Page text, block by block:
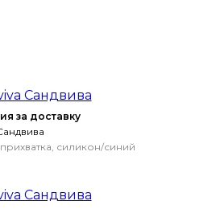
за доставку
силикон/синий